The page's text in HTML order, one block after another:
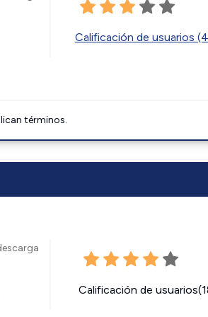
Calificación de usuarios
términos.
Calificación de